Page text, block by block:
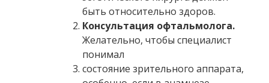
быть относительно здоров.
Консультация офтальмолога.
Желательно, чтобы специалист
понимал
состояние зрительного аппарата,